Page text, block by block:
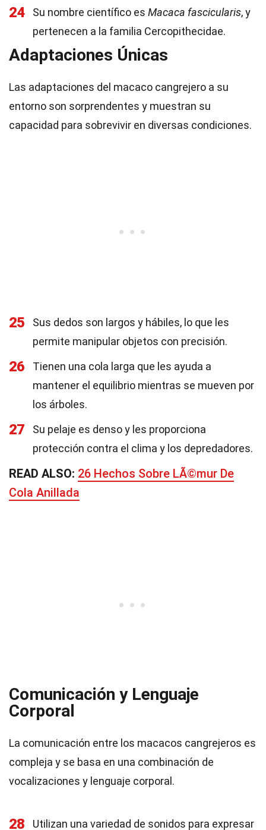
24 Su nombre científico es Macaca fascicularis, y
pertenecen a la familia Cercopithecidae.
Adaptaciones Únicas
Las adaptaciones del macaco cangrejero a su
entorno son sorprendentes y muestran su
capacidad para sobrevivir en diversas condiciones.
25
Sus dedos son largos y hábiles, lo que les
permite manipular objetos con precisión.
26
Tienen una cola larga que les ayuda a
mantener el equilibrio mientras se mueven por
los árboles.
27
Su pelaje es denso y les proporciona
protección contra el clima y los depredadores.
READ ALSO: 26 Hechos Sobre LÃ©mur De
Cola Anillada
Comunicación y Lenguaje
Corporal
La comunicación entre los macacos cangrejeros es
compleja y se basa en una combinación de
vocalizaciones y lenguaje corporal.
28 Utilizan una variedad de sonidos para expresar